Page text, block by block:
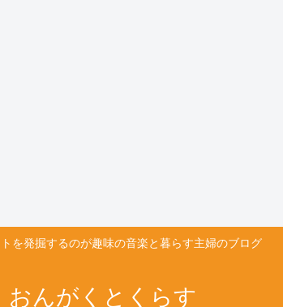
を発掘するのが趣味の音楽と暮らす主婦のブログ
おんがくとくらす